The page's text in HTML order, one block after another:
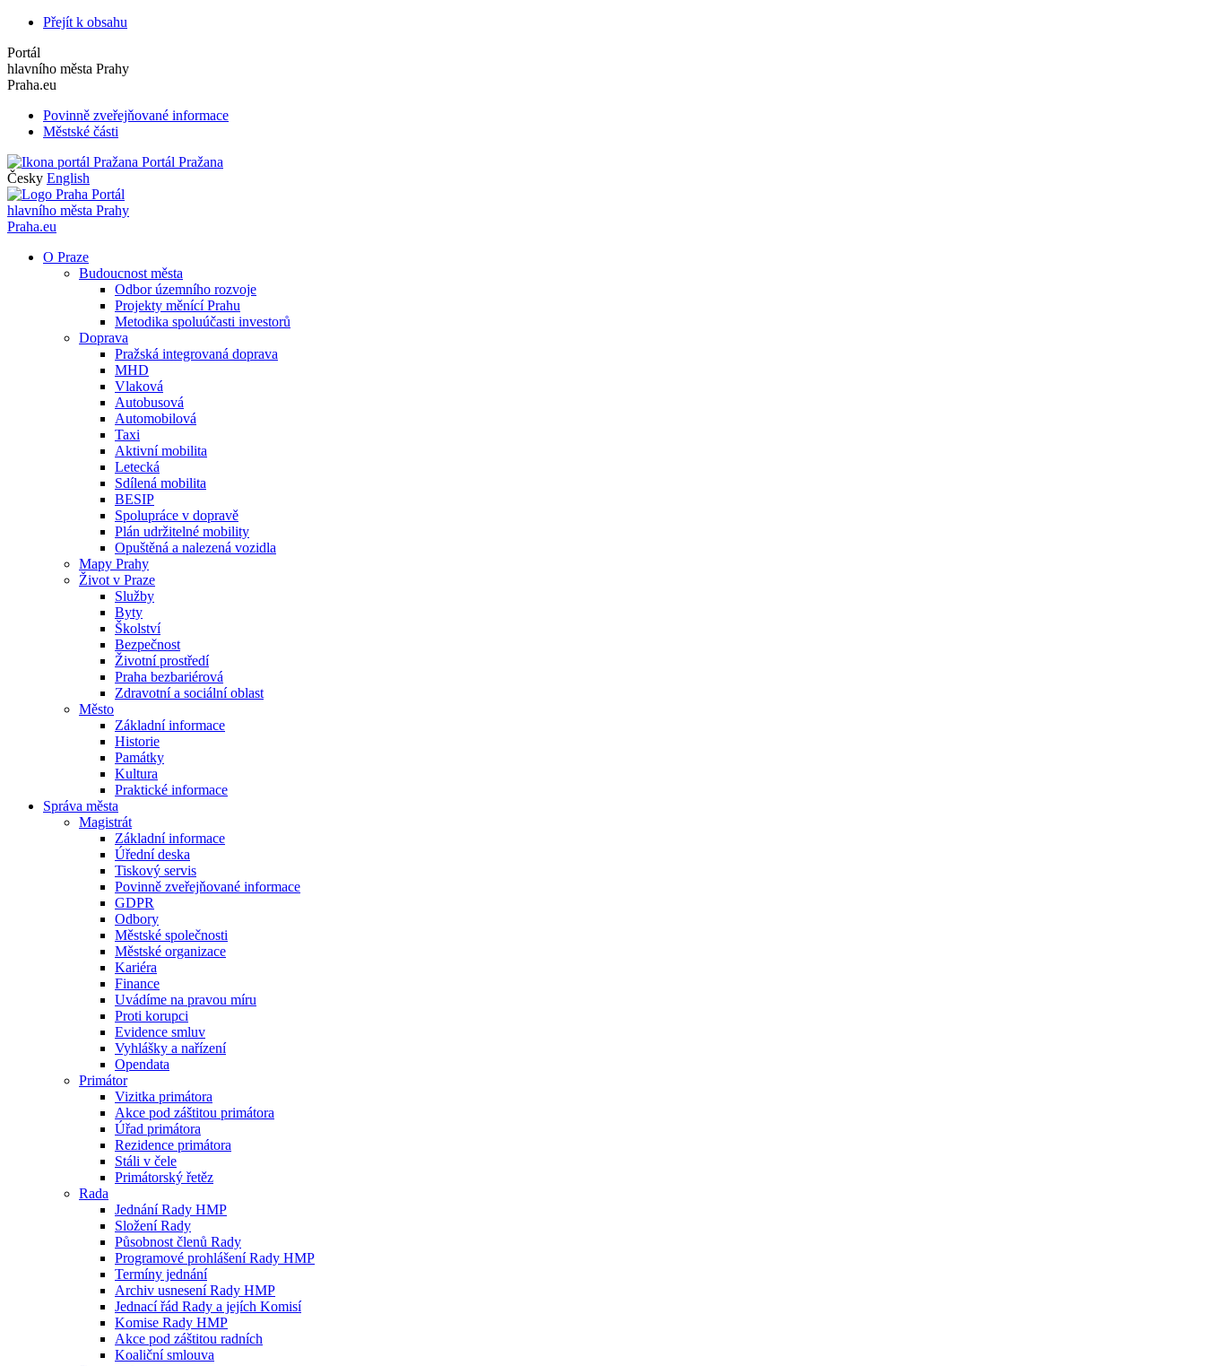
Přejít k obsahu
Portál
hlavního města Prahy
Praha.eu
Povinně zveřejňované informace
Městské části
Portál Pražana
Česky English
Portál
hlavního města Prahy
Praha.eu
O Praze
Budoucnost města
Odbor územního rozvoje
Projekty měnící Prahu
Metodika spoluúčasti investorů
Doprava
Pražská integrovaná doprava
MHD
Vlaková
Autobusová
Automobilová
Taxi
Aktivní mobilita
Letecká
Sdílená mobilita
BESIP
Spolupráce v dopravě
Plán udržitelné mobility
Opuštěná a nalezená vozidla
Mapy Prahy
Život v Praze
Služby
Byty
Školství
Bezpečnost
Životní prostředí
Praha bezbariérová
Zdravotní a sociální oblast
Město
Základní informace
Historie
Památky
Kultura
Praktické informace
Správa města
Magistrát
Základní informace
Úřední deska
Tiskový servis
Povinně zveřejňované informace
GDPR
Odbory
Městské společnosti
Městské organizace
Kariéra
Finance
Uvádíme na pravou míru
Proti korupci
Evidence smluv
Vyhlášky a nařízení
Opendata
Primátor
Vizitka primátora
Akce pod záštitou primátora
Úřad primátora
Rezidence primátora
Stáli v čele
Primátorský řetěz
Rada
Jednání Rady HMP
Složení Rady
Působnost členů Rady
Programové prohlášení Rady HMP
Termíny jednání
Archiv usnesení Rady HMP
Jednací řád Rady a jejích Komisí
Komise Rady HMP
Akce pod záštitou radních
Koaliční smlouva